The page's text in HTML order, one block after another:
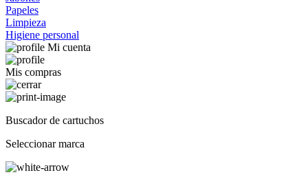
Papeles
Limpieza
Higiene personal
Mi cuenta
Mis compras
Buscador de cartuchos
Seleccionar marca